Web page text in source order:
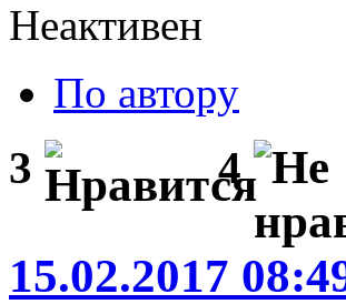
Неактивен
По автору
3 4
15.02.2017